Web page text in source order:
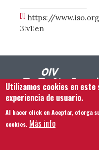
[1] https://
3:v1:en
Footer menu
Contacto Aviso legal
Mapa del sitio
Utilizamos cookies en
experiencia de usuario.
Al hacer click en Aceptar, otorga
cookies. Más info